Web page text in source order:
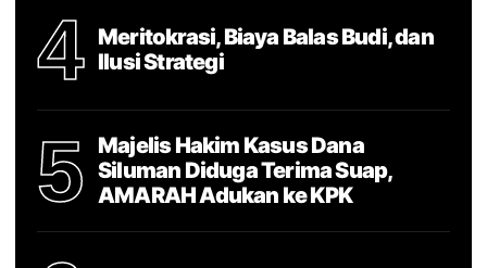
4
Meritokrasi, Biaya Balas Budi, dan
Ilusi Strategi
5
Majelis Hakim Kasus Dana
Siluman Diduga Terima Suap,
AMARAH Adukan ke KPK